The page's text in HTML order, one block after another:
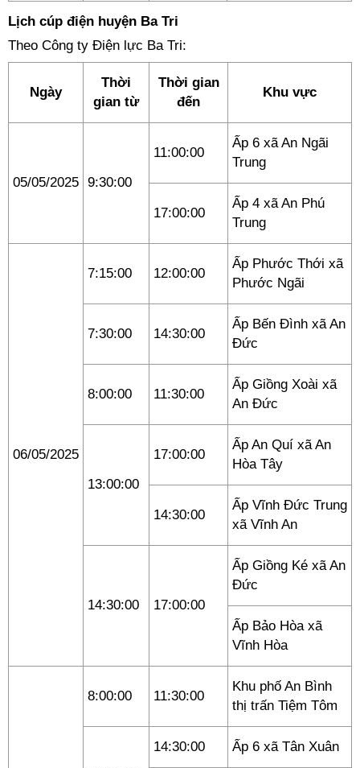
Lịch cúp điện huyện Ba Tri
Theo Công ty Điện lực Ba Tri:
Ngày
Thời
gian từ
Thời gian
đến
Khu vực
05/05/2025 9:30:00
11:00:00
Ấp 6 xã An Ngãi
Trung
17:00:00
Ấp 4 xã An Phú
Trung
06/05/2025
7:15:00 12:00:00
Ấp Phước Thới xã
Phước Ngãi
7:30:00 14:30:00
Ấp Bến Đình xã An
Đức
8:00:00 11:30:00
Ấp Giồng Xoài xã
An Đức
13:00:00
17:00:00
Ấp An Quí xã An
Hòa Tây
14:30:00
Ấp Vĩnh Đức Trung
xã Vĩnh An
14:30:00 17:00:00
Ấp Giồng Ké xã An
Đức
Ấp Bảo Hòa xã
Vĩnh Hòa
8:00:00 11:30:00
Khu phố An Bình
thị trấn Tiệm Tôm
14:30:00 Ấp 6 xã Tân Xuân